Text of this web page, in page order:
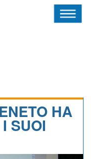
HA
SUOI